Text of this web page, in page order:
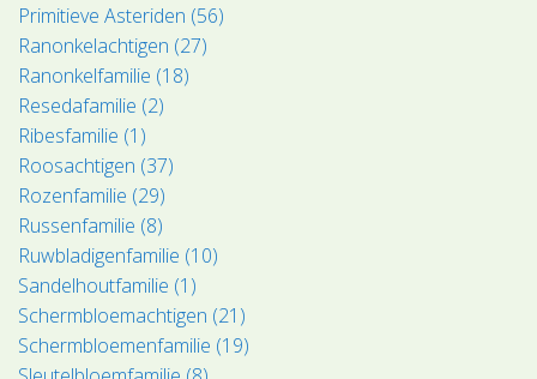
Primitieve Asteriden (56)
Ranonkelachtigen (27)
Ranonkelfamilie (18)
Resedafamilie (2)
Ribesfamilie (1)
Roosachtigen (37)
Rozenfamilie (29)
Russenfamilie (8)
Ruwbladigenfamilie (10)
Sandelhoutfamilie (1)
Schermbloemachtigen (21)
Schermbloemenfamilie (19)